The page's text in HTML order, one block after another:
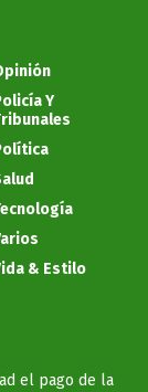
Y
& Estilo
el pago de la